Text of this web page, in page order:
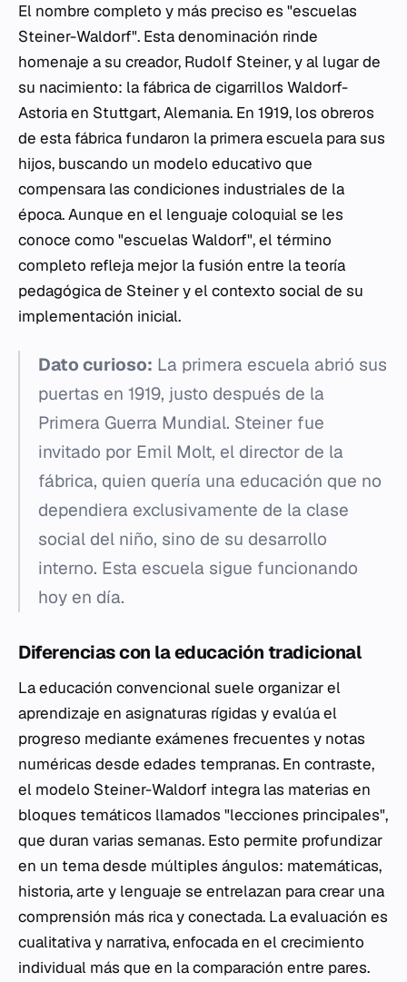
El nombre completo y más preciso es "escuelas
Steiner-Waldorf". Esta denominación rinde
homenaje a su creador, Rudolf Steiner, y al lugar de
su nacimiento: la fábrica de cigarrillos Waldorf-
Astoria en Stuttgart, Alemania. En 1919, los obreros
de esta fábrica fundaron la primera escuela para sus
hijos, buscando un modelo educativo que
compensara las condiciones industriales de la
época. Aunque en el lenguaje coloquial se les
conoce como "escuelas Waldorf", el término
completo refleja mejor la fusión entre la teoría
pedagógica de Steiner y el contexto social de su
implementación inicial.
Dato curioso: La primera escuela abrió sus
puertas en 1919, justo después de la
Primera Guerra Mundial. Steiner fue
invitado por Emil Molt, el director de la
fábrica, quien quería una educación que no
dependiera exclusivamente de la clase
social del niño, sino de su desarrollo
interno. Esta escuela sigue funcionando
hoy en día.
Diferencias con la educación tradicional
La educación convencional suele organizar el
aprendizaje en asignaturas rígidas y evalúa el
progreso mediante exámenes frecuentes y notas
numéricas desde edades tempranas. En contraste,
el modelo Steiner-Waldorf integra las materias en
bloques temáticos llamados "lecciones principales",
que duran varias semanas. Esto permite profundizar
en un tema desde múltiples ángulos: matemáticas,
historia, arte y lenguaje se entrelazan para crear una
comprensión más rica y conectada. La evaluación es
cualitativa y narrativa, enfocada en el crecimiento
individual más que en la comparación entre pares.